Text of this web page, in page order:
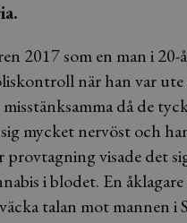
2017 som en man i 20-
när han var
då de
mycket nervöst och
provtagning visade det
i blodet. En
talan mot mannen i